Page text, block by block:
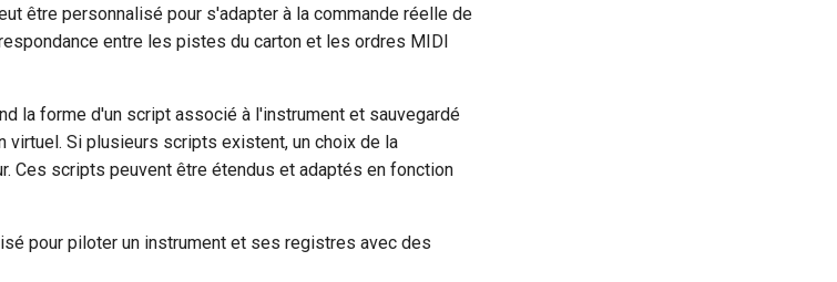
être personnalisé pour s'adapter à la commande réelle de
entre les pistes du carton et les ordres MIDI
la forme d'un script associé à l'instrument et sauvegardé
virtuel. Si plusieurs scripts existent, un choix de la
Ces scripts peuvent être étendus et adaptés en fonction
pour piloter un instrument et ses registres avec des